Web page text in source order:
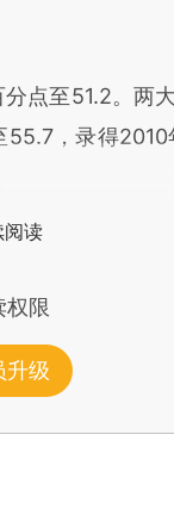
点至51.2。两
，录得2010
阅读
限
升级